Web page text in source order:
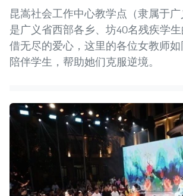
昆嵩社会工作中心教学点（隶属于广
是广义省西部各乡、坊40名残疾学
借无尽的爱心，这里的各位女教师
陪伴学生，帮助她们克服逆境。